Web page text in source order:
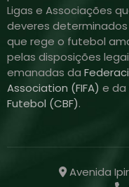
Ligas e Associações
deveres
que rege o futebol
pelas disposições
emanadas da
Association (FIFA) e da
Futebol (CBF).
Avenida